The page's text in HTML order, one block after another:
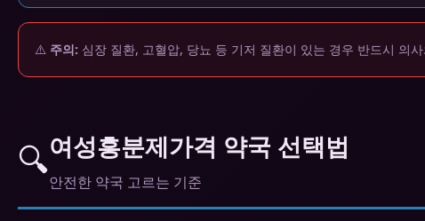
⚠️ 주의: 심장 질환, 고혈압, 당뇨 등 기저 질환이 있는 경우 반드시 의
🔍여성흥분제가격 약국 선택법
안전한 약국 고르는 기준